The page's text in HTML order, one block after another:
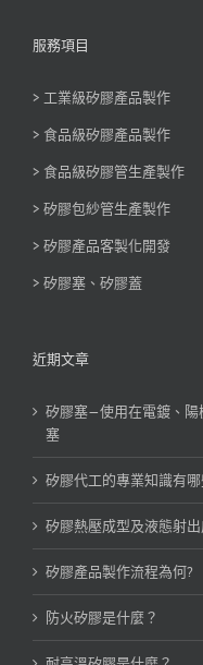
服務項目
> 工業級矽膠產品製作
> 食品級矽膠產品製作
> 食品級矽膠管生產製作
> 矽膠包紗管生產製作
> 矽膠產品客製化開發
> 矽膠塞、矽膠蓋
近期文章
矽膠塞—使用在電鍍、陽
塞
矽膠代工的專業知識有哪
矽膠熱壓成型及液態射
矽膠產品製作流程為何?
防火矽膠是什麼？